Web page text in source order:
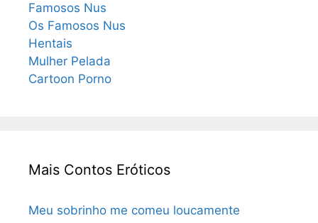
Famosos Nus
Os Famosos Nus
Hentais
Mulher Pelada
Cartoon Porno
Mais Contos Eróticos
Meu sobrinho me comeu loucamente